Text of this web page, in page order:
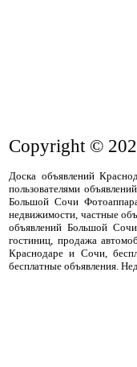
Copyright ©
Доска объявлений
пользователями
Большой Сочи
недвижимости, частные
объявлений Большой
гостиниц, продажа
Краснодаре и Сочи,
бесплатные объявления.